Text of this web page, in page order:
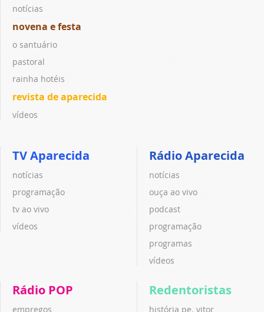
notícias
novena e festa
o santuário
pastoral
rainha hotéis
revista de aparecida
vídeos
TV Aparecida
notícias
programação
tv ao vivo
vídeos
Rádio Aparecida
notícias
ouça ao vivo
podcast
programação
programas
vídeos
Rádio POP
empregos
Redentoristas
história pe. vitor